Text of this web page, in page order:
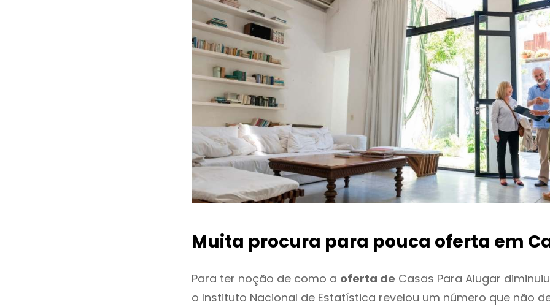
Muita procura para pouca oferta em
Para ter noção de como a oferta de Casas Para Alugar
o Instituto Nacional de Estatística revelou um número que não